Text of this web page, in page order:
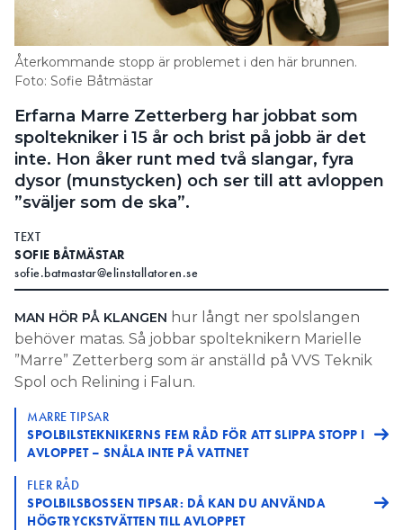
Återkommande stopp är problemet i den här brunnen.
Foto: Sofie Båtmästar
Erfarna Marre Zetterberg har jobbat som
spoltekniker i 15 år och brist på jobb är det
inte. Hon åker runt med två slangar, fyra
dysor (munstycken) och ser till att avloppen
”sväljer som de ska”.
TEXT
SOFIE BÅTMÄSTAR
sofie.batmastar@elinstallatoren.se
MAN HÖR PÅ KLANGEN hur långt ner spolslangen
behöver matas. Så jobbar spolteknikern Marielle
”Marre” Zetterberg som är anställd på VVS Teknik
Spol och Relining i Falun.
MARRE TIPSAR
SPOLBILSTEKNIKERNS FEM RÅD FÖR ATT SLIPPA STOPP I
AVLOPPET – SNÅLA INTE PÅ VATTNET
FLER RÅD
SPOLBILSBOSSEN TIPSAR: DÅ KAN DU ANVÄNDA
HÖGTRYCKSTVÄTTEN TILL AVLOPPET